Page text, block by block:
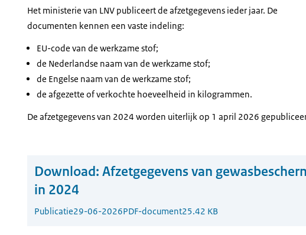
Het ministerie van LNV publiceert de afzetgegevens ieder jaar. De
documenten kennen een vaste indeling:
EU-code van de werkzame stof;
de Nederlandse naam van de werkzame stof;
de Engelse naam van de werkzame stof;
de afgezette of verkochte hoeveelheid in kilogrammen.
De afzetgegevens van 2024 worden uiterlijk op 1 april 2026
Download: Afzetgegevens van
in 2024
Publicatie29-06-2026PDF-document25.42 KB